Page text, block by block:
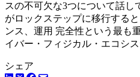
スの不可欠な3つについて話し
がロックステップに移行する
ンス、運用 完全性という最も
イバー・フィジカル・エコシ
シェア